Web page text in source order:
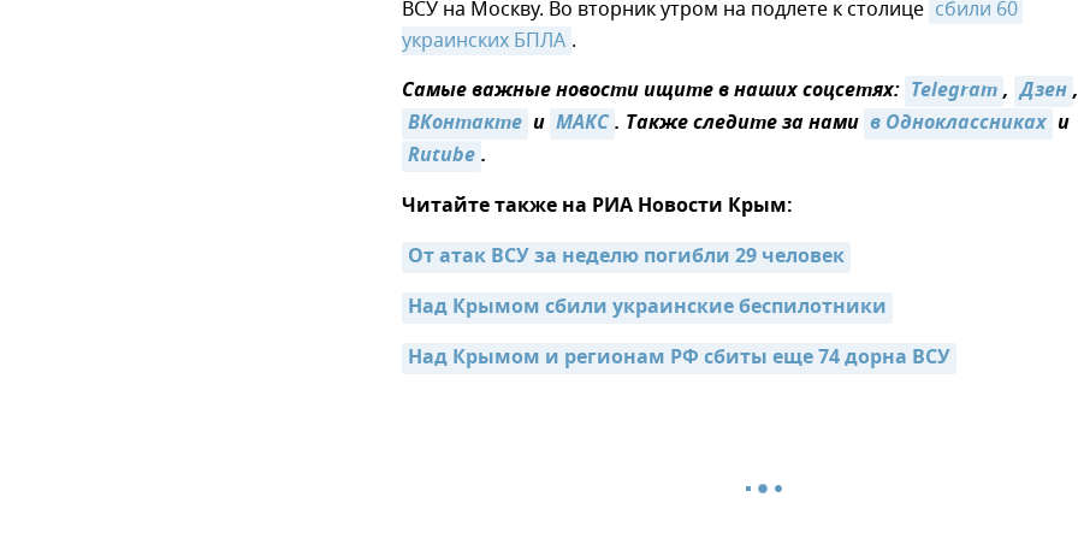
ВСУ на Москву. Во вторник утром на подлете к столице сбили 60
украинских БПЛА .
Самые важные новости ищите в наших соцсетях: Telegram, Дзен,
ВКонтакте и МАКС. Также следите за нами в Одноклассниках и
Rutube.
Читайте также на РИА Новости Крым:
От атак ВСУ за неделю погибли 29 человек
Над Крымом сбили украинские беспилотники
Над Крымом и регионам РФ сбиты еще 74 дорна ВСУ